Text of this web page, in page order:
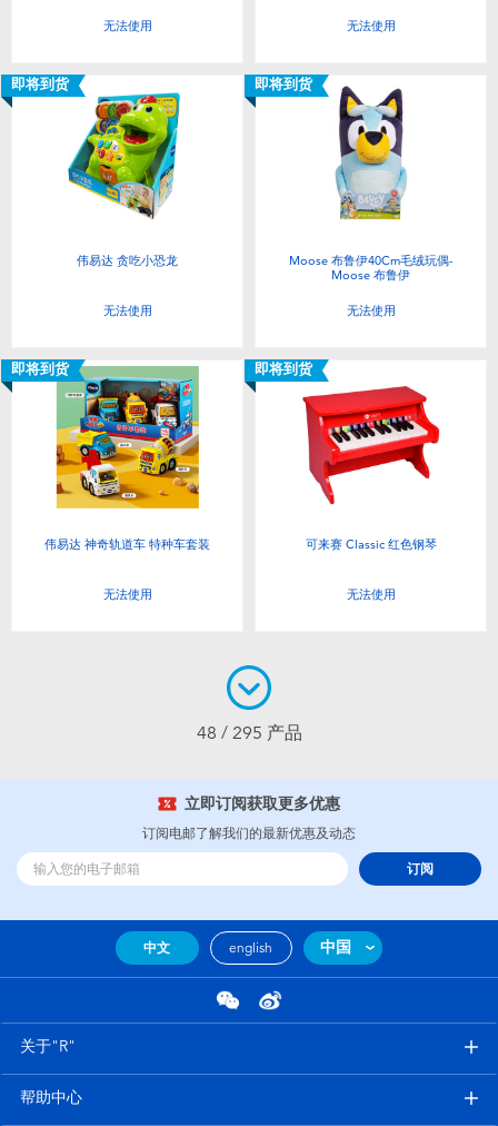
无法使用 无法使用
即将到货
伟易达 贪吃小恐龙
无法使用
即将到货
Moose 布鲁伊40Cm毛绒玩偶-
Moose 布鲁伊
无法使用
即将到货
伟易达 神奇轨道车 特种车套装
无法使用
即将到货
可来赛 Classic 红色钢琴
无法使用
48 / 295 产品
立即订阅获取更多优惠
订阅电邮了解我们的最新优惠及动态
订阅
中文 english 中国
关于"R"
帮助中心